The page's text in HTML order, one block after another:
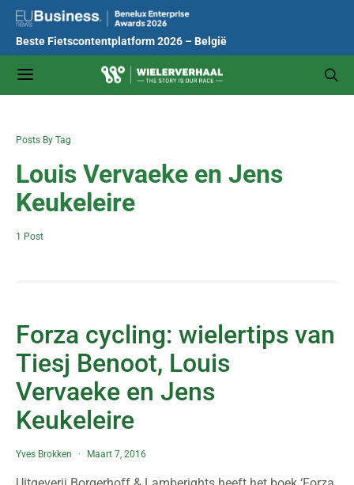
Beste Fietscontentplatform 2026 – België
Posts By Tag
Louis Vervaeke en Jens
Keukeleire
1 Post
Forza cycling: wielertips van
Tiesj Benoot, Louis
Vervaeke en Jens
Keukeleire
Yves Brokken Maart 7, 2016